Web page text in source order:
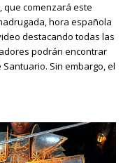
que comenzará este
hora española
destacando todas las
podrán encontrar
Sin embargo, el